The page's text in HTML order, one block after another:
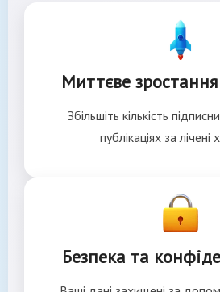
Миттєве зростання
Збільшіть кількість
публікаціях за лічені
Безпека та